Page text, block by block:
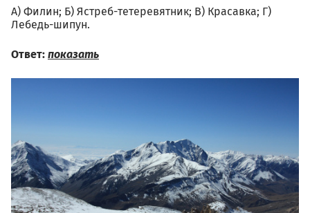
А) Филин; Б) Ястреб-тетеревятник; В) Красавка; Г)
Лебедь-шипун.
Ответ: показать